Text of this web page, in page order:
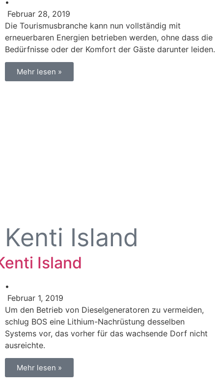
Februar 28, 2019
Die Tourismusbranche kann nun vollständig mit
erneuerbaren Energien betrieben werden, ohne dass die
Bedürfnisse oder der Komfort der Gäste darunter leiden.
Mehr lesen »
Kenti Island
Island
•
Februar 1, 2019
Um den Betrieb von Dieselgeneratoren zu vermeiden,
schlug BOS eine Lithium-Nachrüstung desselben
Systems vor, das vorher für das wachsende Dorf nicht
ausreichte.
Mehr lesen »